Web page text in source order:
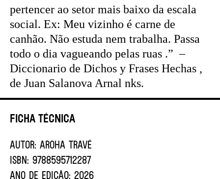
Ficha Técnica
AUTOR: Aroha Travé
ISBN: 9788595712287
ANO DE EDIÇÃO: 2026
pertencer ao setor mais baixo da escala
social. Ex: Meu vizinho é carne de
canhão. Não estuda nem trabalha. Passa
todo o dia vagueando pelas ruas .” –
Diccionario de Dichos y Frases Hechas ,
de Juan Salanova Arnal nks.